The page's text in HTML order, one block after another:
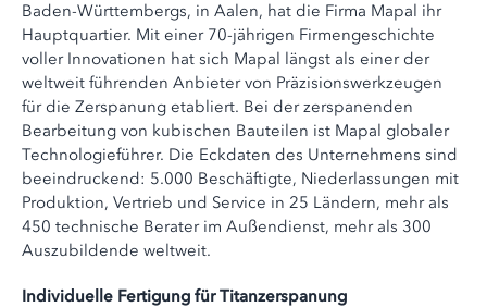
Baden-Württembergs, in Aalen, hat die Firma Mapal ihr
Hauptquartier. Mit einer 70-jährigen Firmengeschichte
voller Innovationen hat sich Mapal längst als einer der
weltweit führenden Anbieter von Präzisionswerkzeugen
für die Zerspanung etabliert. Bei der zerspanenden
Bearbeitung von kubischen Bauteilen ist Mapal globaler
Technologieführer. Die Eckdaten des Unternehmens sind
beeindruckend: 5.000 Beschäftigte, Niederlassungen mit
Produktion, Vertrieb und Service in 25 Ländern, mehr als
450 technische Berater im Außendienst, mehr als 300
Auszubildende weltweit.
Individuelle Fertigung für Titanzerspanung